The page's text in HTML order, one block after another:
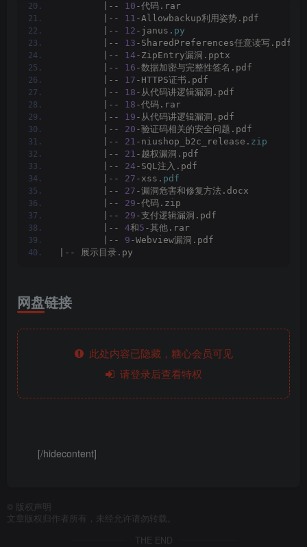
        |--
10 -代码.rar
        |--
11 -Allowbackup利用姿势.pdf
        |--
12 -janus. py
        |--
13 -SharedPreferences任意读写.pdf
        |--
14 -ZipEntry漏洞.pptx
        |--
16 -数据加密与完整性签名.pdf
        |--
17 -HTTPS证书.pdf
        |--
18 -从代码讲逻辑漏洞.pdf
        |--
18 -代码.rar
        |--
19 -从代码讲逻辑漏洞.pdf
        |--
20 -验证码相关的安全问题.pdf
        |--
21 -niushop_b2c_release. zip
        |--
21 -越权漏洞.pdf
        |--
24 -SQL注入.pdf
        |--
27 -xss. pdf
        |--
27 -漏洞危害和修复方法.docx
        |--
29 -代码.zip
        |--
29 -支付逻辑漏洞.pdf
        |--
4和5 -其他.rar
        |--
9 -Webview漏洞.pdf
|-- 展示目录.py
网盘链接
此处内容已隐藏，糖心会员可见
请登录后查看特权
[/hidecontent]
版权声明
文章版权归作者所有，未经允许请勿转载。
THE END